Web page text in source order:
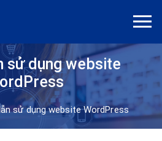
sử dụng website
sử dụng website WordPress